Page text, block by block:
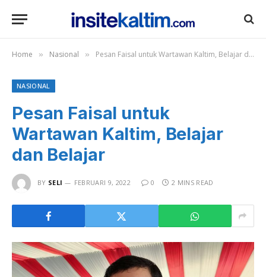
Home » Nasional » Pesan Faisal untuk Wartawan Kaltim, Belajar dan Belajar
NASIONAL
Pesan Faisal untuk
Wartawan Kaltim, Belajar
dan Belajar
BY SELI FEBRUARI 9, 2022 0 2 MINS READ